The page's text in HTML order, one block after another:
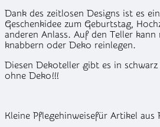
Dank des zeitlosen Designs ist es
Geschenkidee zum Geburtstag,
anderen Anlass. Auf den Teller kann
knabbern oder Deko reinlegen.
Diesen Dekoteller gibt es in
ohne Deko!!!
Kleine Pflegehinweisefür Artikel aus